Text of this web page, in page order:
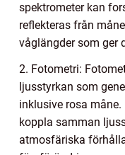
spektrometer kan
reflekteras från
våglängder som ger
2. Fotometri:
ljusstyrkan som
inklusive rosa
koppla samman
atmosfäriska